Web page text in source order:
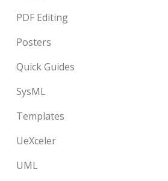
PDF Editing
Posters
Quick Guides
SysML
Templates
UeXceler
UML